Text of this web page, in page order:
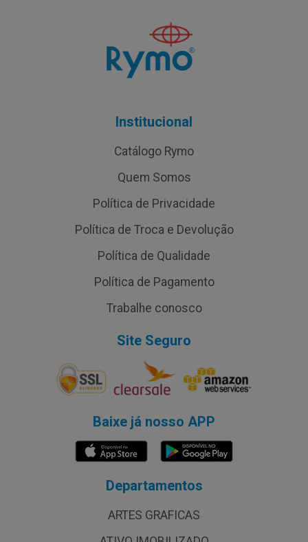
Institucional
Catálogo Rymo
Quem Somos
Política de Privacidade
Política de Troca e Devolução
Política de Qualidade
Política de Pagamento
Trabalhe conosco
Site Seguro
Baixe já nosso APP
Departamentos
ARTES GRAFICAS